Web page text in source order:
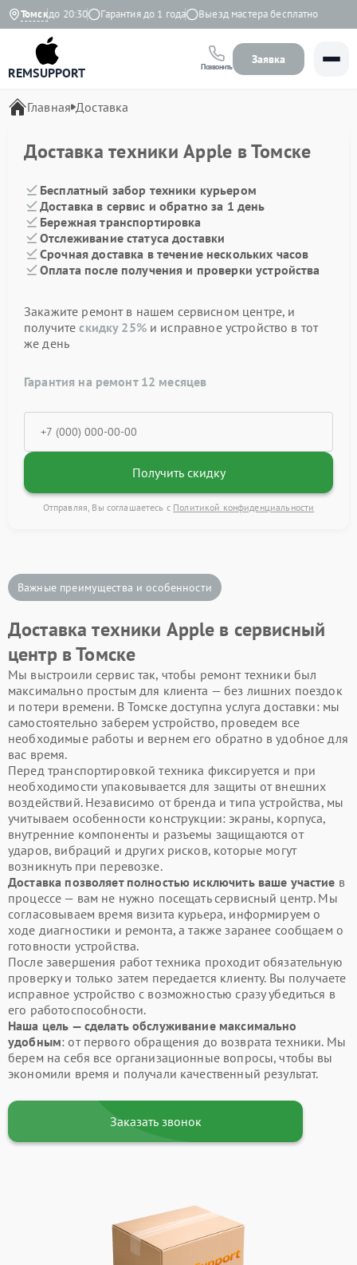
Томск
с 9:00 до 20:30 Гарантия до 1 года Выезд мастера бесплатно
REMSUPPORT Позвонить
Заявка
Главная Доставка
Доставка техники Apple в Томске
Бесплатный забор техники курьером
Доставка в сервис и обратно за 1 день
Бережная транспортировка
Отслеживание статуса доставки
Срочная доставка в течение нескольких часов
Оплата после получения и проверки устройства
Закажите ремонт в нашем сервисном центре, и
получитескидку 25%и исправное устройство в тот
же день
Гарантия на ремонт 12 месяцев
Получить скидку
Отправляя, Вы соглашаетесь с Политикой конфиденциальности
Важные преимущества и особенности
Доставка техники Apple в сервисный
центр в Томске
Мы выстроили сервис так, чтобы ремонт техники был
максимально простым для клиента — без лишних поездок
и потери времени. В Томске доступна услуга доставки: мы
самостоятельно заберем устройство, проведем все
необходимые работы и вернем его обратно в удобное для
вас время.
Перед транспортировкой техника фиксируется и при
необходимости упаковывается для защиты от внешних
воздействий. Независимо от бренда и типа устройства, мы
учитываем особенности конструкции: экраны, корпуса,
внутренние компоненты и разъемы защищаются от
ударов, вибраций и других рисков, которые могут
возникнуть при перевозке.
Доставка позволяет полностью исключить ваше участие в
процессе — вам не нужно посещать сервисный центр. Мы
согласовываем время визита курьера, информируем о
ходе диагностики и ремонта, а также заранее сообщаем о
готовности устройства.
После завершения работ техника проходит обязательную
проверку и только затем передается клиенту. Вы получаете
исправное устройство с возможностью сразу убедиться в
его работоспособности.
Наша цель — сделать обслуживание максимально
удобным: от первого обращения до возврата техники. Мы
берем на себя все организационные вопросы, чтобы вы
экономили время и получали качественный результат.
Заказать звонок